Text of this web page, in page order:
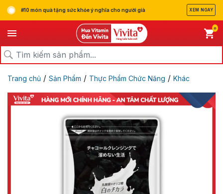
#10 món quà tặng sức khỏe ý nghĩa cho người già XEM NGAY
0
Trang chủ / Sản Phẩm / Thực Phẩm Chức Năng / Khác